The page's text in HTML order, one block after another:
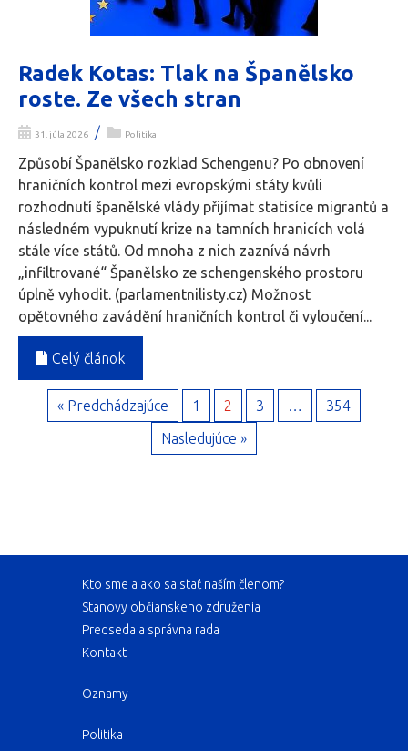
Radek Kotas: Tlak na Španělsko
roste. Ze všech stran
31. júla 2026 / Politika
Způsobí Španělsko rozklad Schengenu? Po obnovení
hraničních kontrol mezi evropskými státy kvůli
rozhodnutí španělské vlády přijímat statisíce migrantů a
následném vypuknutí krize na tamních hranicích volá
stále více států. Od mnoha z nich zaznívá návrh
„infiltrované“ Španělsko ze schengenského prostoru
úplně vyhodit. (parlamentnilisty.cz) Možnost
opětovného zavádění hraničních kontrol či vyloučení...
Celý článok
« Predchádzajúce 1 2 3 …
354
Nasledujúce »
Kto sme a ako sa stať naším členom?
Stanovy občianskeho združenia
Predseda a správna rada
Kontakt
Oznamy
Politika